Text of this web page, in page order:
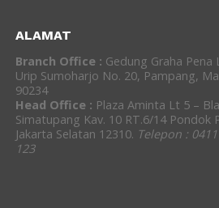
ALAMAT
Branch Office : Gedung Graha Pena
Urip Sumoharjo No. 20, Pampang,
90234
Head Office : Plaza Aminta Lt 5 –
Simatupang Kav. 10 RT.6/14 Pondok
Jakarta Selatan 12310. Telepon :
123